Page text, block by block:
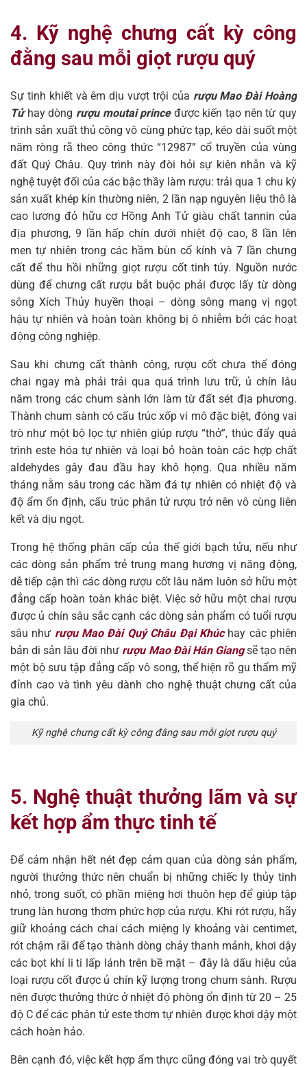
4. Kỹ nghệ chưng cất kỳ công
đằng sau mỗi giọt rượu quý
Sự tinh khiết và êm dịu vượt trội của rượu Mao Đài Hoàng
Tửhay dòng rượu moutai princeđược kiến tạo nên từ quy
trình sản xuất thủ công vô cùng phức tạp, kéo dài suốt một
năm ròng rã theo công thức “12987” cổ truyền của vùng
đất Quý Châu. Quy trình này đòi hỏi sự kiên nhẫn và kỹ
nghệ tuyệt đối của các bậc thầy làm rượu: trải qua 1 chu kỳ
sản xuất khép kín thường niên, 2 lần nạp nguyên liệu thô là
cao lương đỏ hữu cơ Hồng Anh Tử giàu chất tannin của
địa phương, 9 lần hấp chín dưới nhiệt độ cao, 8 lần lên
men tự nhiên trong các hầm bùn cổ kính và 7 lần chưng
cất để thu hồi những giọt rượu cốt tinh túy. Nguồn nước
dùng để chưng cất rượu bắt buộc phải được lấy từ dòng
sông Xích Thủy huyền thoại – dòng sông mang vị ngọt
hậu tự nhiên và hoàn toàn không bị ô nhiễm bởi các hoạt
động công nghiệp.
Sau khi chưng cất thành công, rượu cốt chưa thể đóng
chai ngay mà phải trải qua quá trình lưu trữ, ủ chín lâu
năm trong các chum sành lớn làm từ đất sét địa phương.
Thành chum sành có cấu trúc xốp vi mô đặc biệt, đóng vai
trò như một bộ lọc tự nhiên giúp rượu “thở”, thúc đẩy quá
trình este hóa tự nhiên và loại bỏ hoàn toàn các hợp chất
aldehydes gây đau đầu hay khô họng. Qua nhiều năm
tháng nằm sâu trong các hầm đá tự nhiên có nhiệt độ và
độ ẩm ổn định, cấu trúc phân tử rượu trở nên vô cùng liên
kết và dịu ngọt.
Trong hệ thống phân cấp của thế giới bạch tửu, nếu như
các dòng sản phẩm trẻ trung mang hương vị năng động,
dễ tiếp cận thì các dòng rượu cốt lâu năm luôn sở hữu một
đẳng cấp hoàn toàn khác biệt. Việc sở hữu một chai rượu
được ủ chín sâu sắc cạnh các dòng sản phẩm có tuổi rượu
sâu như rượu Mao Đài Quý Châu Đại Khúchay các phiên
bản di sản lâu đời như rượu Mao Đài Hán Giangsẽ tạo nên
một bộ sưu tập đẳng cấp vô song, thể hiện rõ gu thẩm mỹ
đỉnh cao và tình yêu dành cho nghệ thuật chưng cất của
gia chủ.
Kỹ nghệ chưng cất kỳ công đằng sau mỗi giọt rượu quý
5. Nghệ thuật thưởng lãm và sự
kết hợp ẩm thực tinh tế
Để cảm nhận hết nét đẹp cảm quan của dòng sản phẩm,
người thưởng thức nên chuẩn bị những chiếc ly thủy tinh
nhỏ, trong suốt, có phần miệng hơi thuôn hẹp để giúp tập
trung làn hương thơm phức hợp của rượu. Khi rót rượu, hãy
giữ khoảng cách chai cách miệng ly khoảng vài centimet,
rót chậm rãi để tạo thành dòng chảy thanh mảnh, khơi dậy
các bọt khí li ti lấp lánh trên bề mặt – đây là dấu hiệu của
loại rượu cốt được ủ chín kỹ lượng trong chum sành. Rượu
nên được thưởng thức ở nhiệt độ phòng ổn định từ 20 – 25
độ C để các phân tử este thơm tự nhiên được khơi dậy một
cách hoàn hảo.
Bên cạnh đó, việc kết hợp ẩm thực cũng đóng vai trò quyết